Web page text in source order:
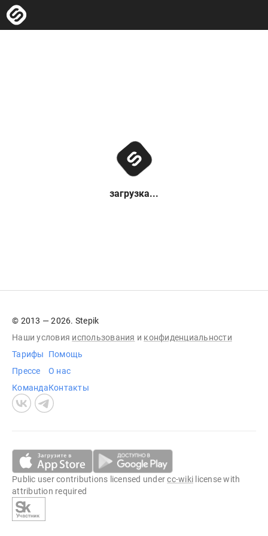
загрузка...
© 2013 — 2026. Stepik
Наши условия использования и конфиденциальности
Тарифы
Прессе
Команда
Помощь
О нас
Контакты
Public user contributions licensed undercc-wiki license with
attribution required